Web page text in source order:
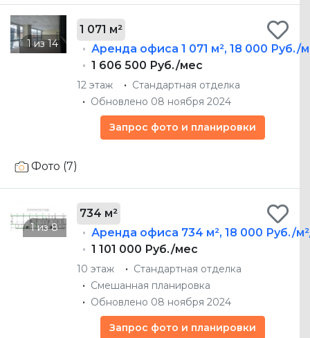
1 071 м²
Аренда офиса 1 071 м², 18 000 Руб./
1 606 500 Руб./мес
12 этаж
Стандартная отделка
Обновлено 08 ноября 2024
Запрос фото и планировки
Фото (7)
734 м²
Аренда офиса 734 м², 18 000 Руб./
1 101 000 Руб./мес
10 этаж
Стандартная отделка
Смешанная планировка
Обновлено 08 ноября 2024
Запрос фото и планировки